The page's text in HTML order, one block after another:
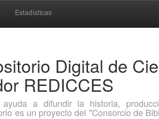
Estadísticas
Digital de
REDICCES
a difundir la historia,
es un proyecto del "Consorcio de